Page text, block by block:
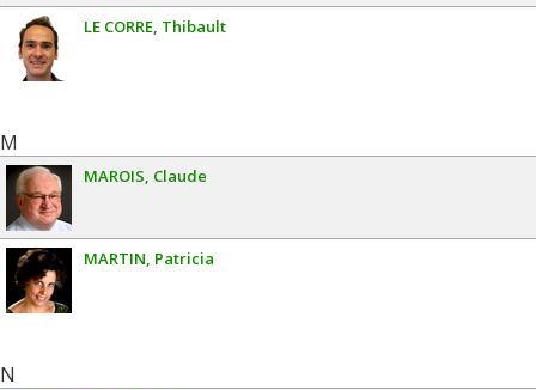
LE CORRE Thibault
M
MAROIS Claude
MARTIN Patricia
N